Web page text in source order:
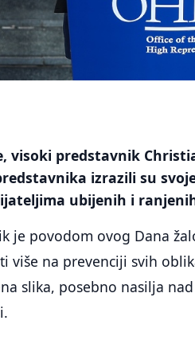
visoki predstavnik
izrazili su
ubijenih i
je povodom ovog Dana
više na prevenciji svih
slika, posebno nasilja